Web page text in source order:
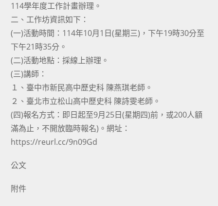
114學年度工作計畫辦理。
二、工作坊資訊如下：
(一)活動時間：114年10月1日(星期三)，下午19時30分至
下午21時35分。
(二)活動地點：採線上辦理。
(三)講師：
１、臺中市新民高中歷史科 陳燕琪老師。
２、臺北市立松山高中歷史科 陳詩雯老師。
(四)報名方式：即日起至9月25日(星期四)前，或200人額
滿為止，不開放臨時報名)。網址：
https://reurl.cc/9n09Gd
公文
附件